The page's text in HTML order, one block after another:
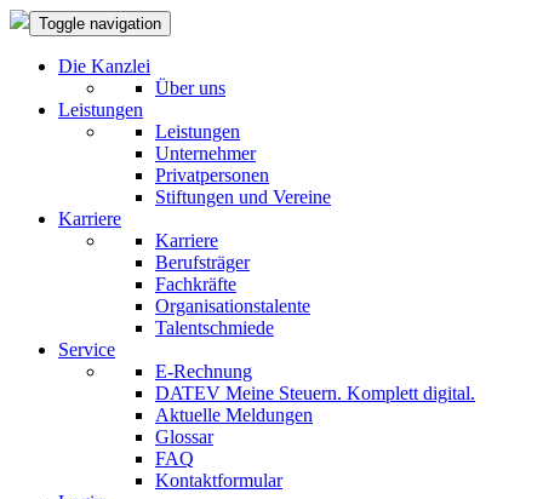
Toggle navigation
Die Kanzlei
Über uns
Leistungen
Leistungen
Unternehmer
Privatpersonen
Stiftungen und Vereine
Karriere
Karriere
Berufsträger
Fachkräfte
Organisationstalente
Talentschmiede
Service
E-Rechnung
DATEV Meine Steuern. Komplett digital.
Aktuelle Meldungen
Glossar
FAQ
Kontaktformular